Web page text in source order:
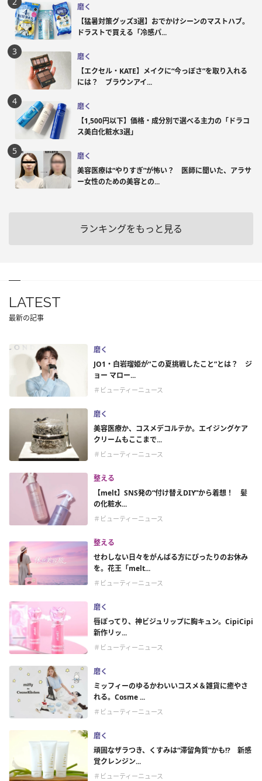
磨く
【猛暑対策グッズ3選】おでかけシーンのマストハブ。
ドラストで買える「冷感パ...
磨く
【エクセル・KATE】メイクに“今っぽさ”を取り入れる
には？ ブラウンアイ...
磨く
【1,500円以下】価格・成分別で選べる主力の「ドラコ
ス美白化粧水3選」
磨く
美容医療は“やりすぎ”が怖い？ 医師に聞いた、アラサ
ー女性のための美容との...
ランキングをもっと見る
LATEST
最新の記事
磨く
JO1・白岩瑠姫が“この夏挑戦したこと”とは？ ジ
ョー マロー...
＃ビューティーニュース
磨く
美容医療か、コスメデコルテか。エイジングケア
クリームもここまで...
＃ビューティーニュース
整える
【melt】SNS発の“付け替えDIY”から着想！ 髪
の化粧水...
＃ビューティーニュース
整える
せわしない日々をがんばる方にぴったりのお休み
を。花王「melt...
＃ビューティーニュース
磨く
唇ぽってり、神ビジュリップに胸キュン。CipiCipi
新作リッ...
＃ビューティーニュース
磨く
ミッフィーのゆるかわいいコスメ＆雑貨に癒やさ
れる。Cosme ...
＃ビューティーニュース
磨く
頑固なザラつき、くすみは“滞留角質”かも!? 新感
覚クレンジン...
＃ビューティーニュース